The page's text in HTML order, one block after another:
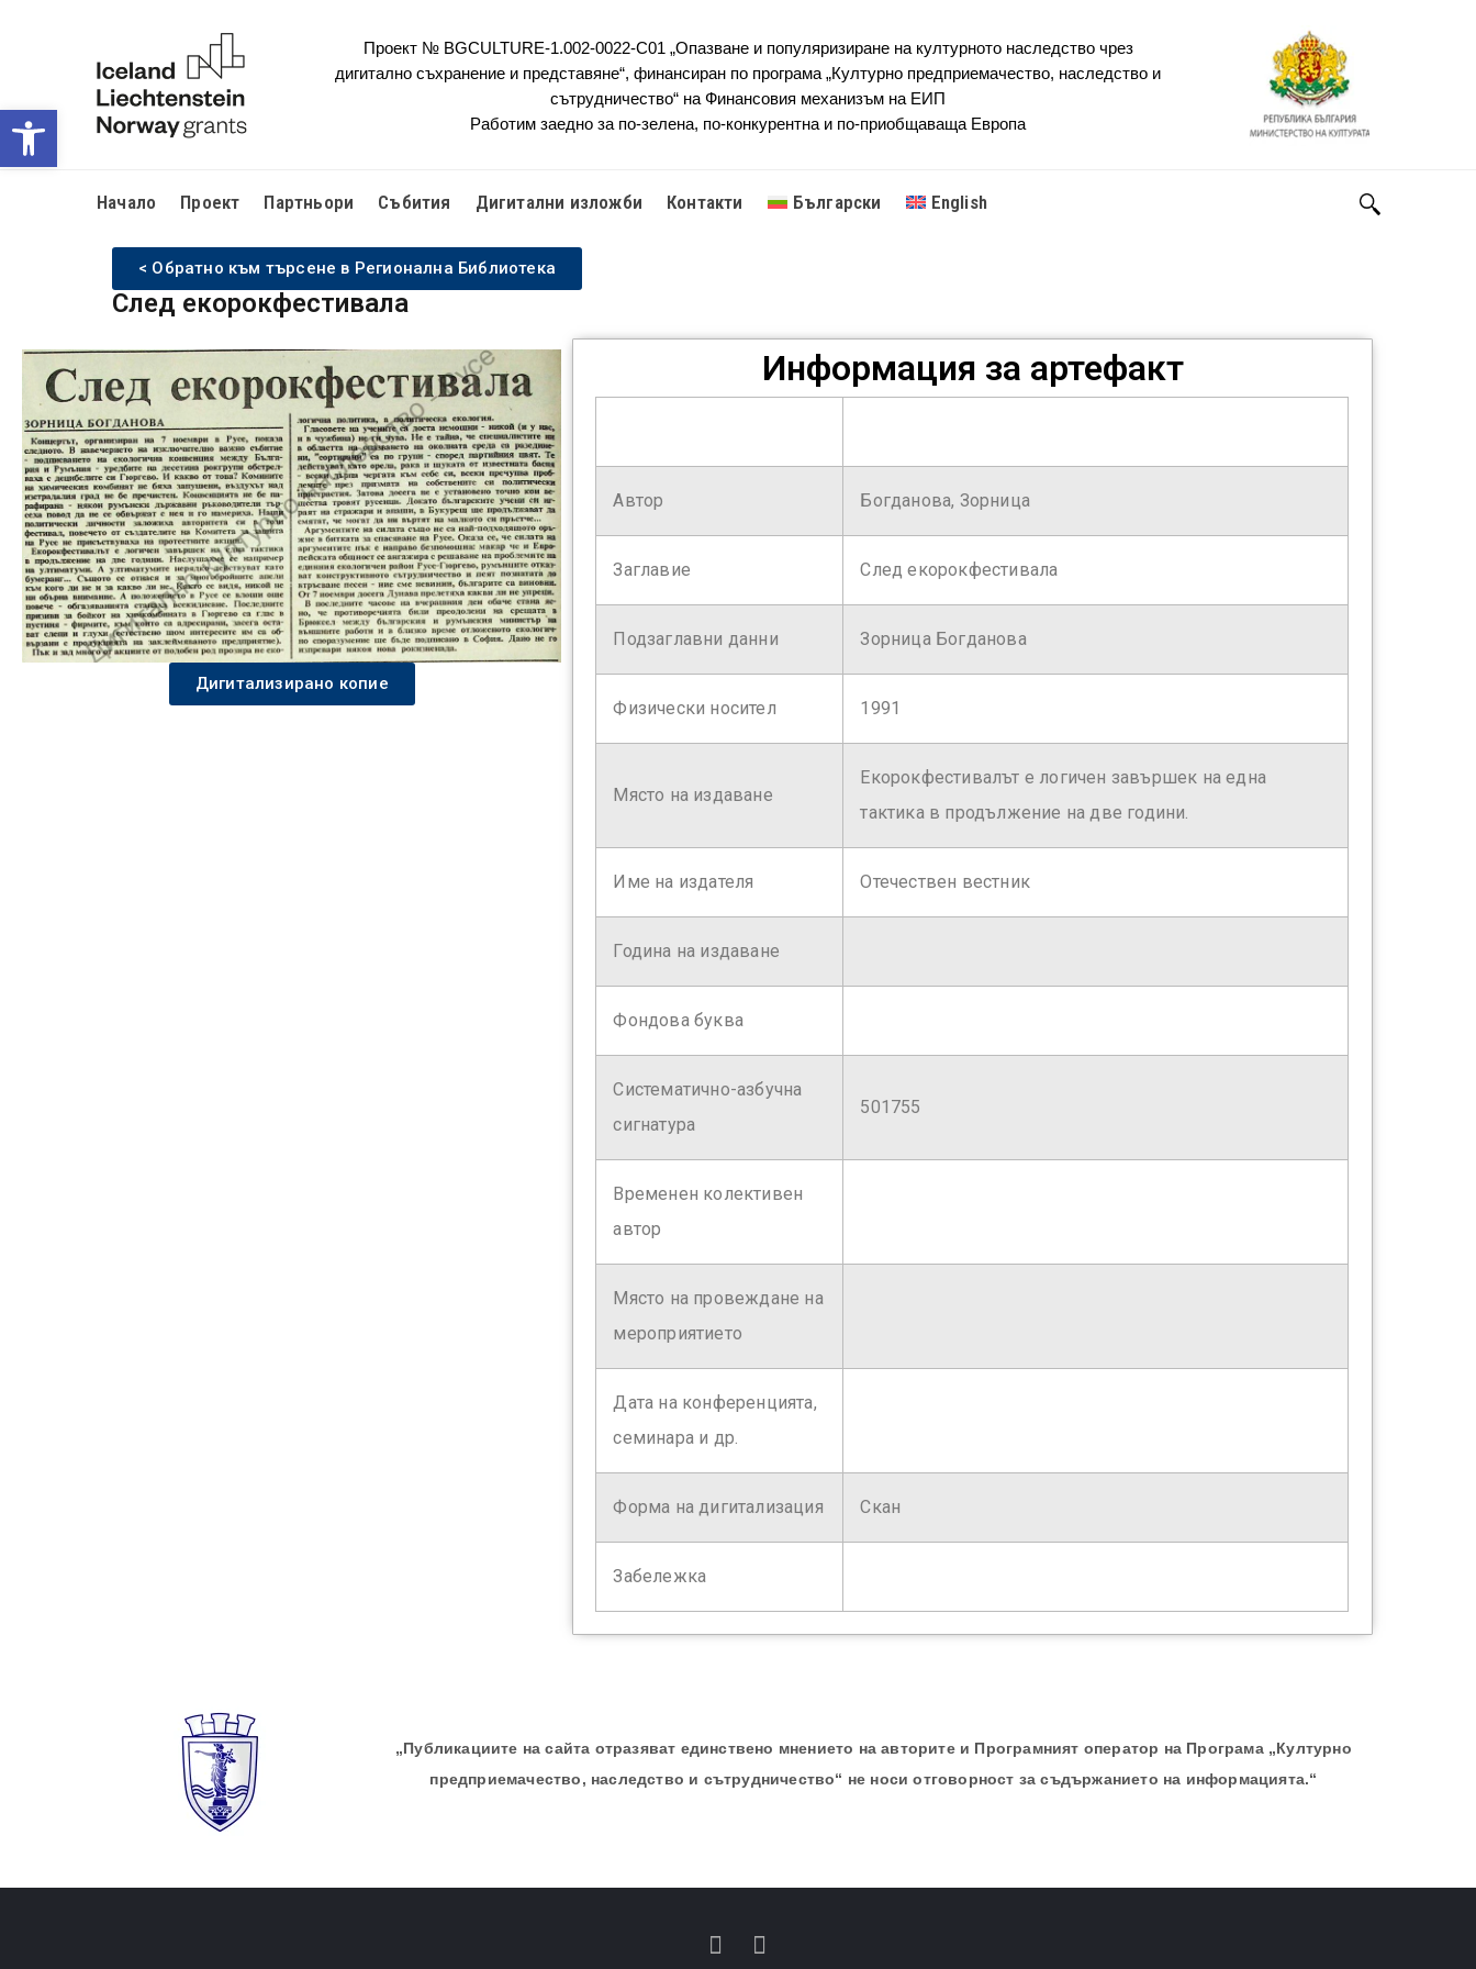
Open toolbar
Проект № BGCULTURE-1.002-0022-C01 „Опазване и популяризиране на културното наследство чрез
дигитално съхранение и представяне“, финансиран по програма „Културно предприемачество, наследство и
сътрудничество“ на Финансовия механизъм на ЕИП
Работим заедно за по-зелена, по-конкурентна и по-приобщаваща Европа
Начало Проект Партньори Събития Дигитални изложби Контакти Български English
< Обратно към търсене в Регионална Библиотека
След екорокфестивала
Дигитализирано копие
Информация за артефакт
Автор Богданова, Зорница
Заглавие След екорокфестивала
Подзаглавни данни Зорница Богданова
Физически носител 1991
Място на издаване
Екорокфестивалът е логичен завършек на една
тактика в продължение на две години.
Име на издателя Отечествен вестник
Година на издаване
Фондова буква
Систематично-азбучна
сигнатура
501755
Временен колективен
автор
Място на провеждане на
мероприятието
Дата на конференцията,
семинара и др.
Форма на дигитализация Скан
Забележка
„Публикациите на сайта отразяват единствено мнението на авторите и Програмният оператор на Програма „Културно
предприемачество, наследство и сътрудничество“ не носи отговорност за съдържанието на информацията.“